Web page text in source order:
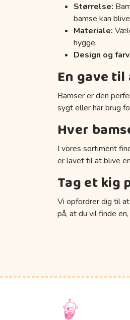
Størrelse:
bamse kan
Materiale:
hygge.
Design og
En gave
Bamser er den
sygt eller har brug
Hver
I vores sortiment
er lavet til at blive
Tag et kig
Vi opfordrer dig til
på, at du vil finde